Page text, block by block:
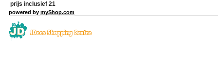
prijs inclusief 21
powered by myShop.com